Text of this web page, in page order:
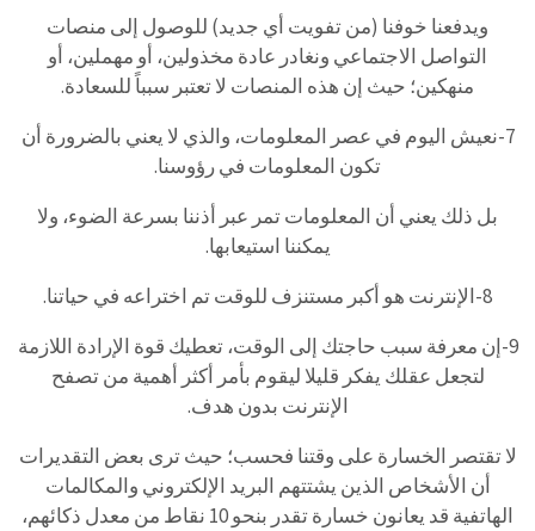
ويدفعنا خوفنا (من تفويت أي جديد) للوصول إلى منصات
التواصل الاجتماعي ونغادر عادة مخذولين، أو مهملين، أو
منهكين؛ حيث إن هذه المنصات لا تعتبر سبباً للسعادة.
7-نعيش اليوم في عصر المعلومات، والذي لا يعني بالضرورة أن
تكون المعلومات في رؤوسنا.
بل ذلك يعني أن المعلومات تمر عبر أذننا بسرعة الضوء، ولا
يمكننا استيعابها.
8-الإنترنت هو أكبر مستنزف للوقت تم اختراعه في حياتنا.
9-إن معرفة سبب حاجتك إلى الوقت، تعطيك قوة الإرادة اللازمة
لتجعل عقلك يفكر قليلا ليقوم بأمر أكثر أهمية من تصفح
الإنترنت بدون هدف.
لا تقتصر الخسارة على وقتنا فحسب؛ حيث ترى بعض التقديرات
أن الأشخاص الذين يشتتهم البريد الإلكتروني والمكالمات
الهاتفية قد يعانون خسارة تقدر بنحو 10 نقاط من معدل ذكائهم،